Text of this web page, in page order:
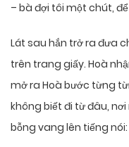
– bà đợi tôi một chút,
Lát sau hắn trở ra đưa
trên trang giấy. Hoà
mở ra Hoà bước từng
không biết đi từ đâu,
bỗng vang lên tiếng nói: